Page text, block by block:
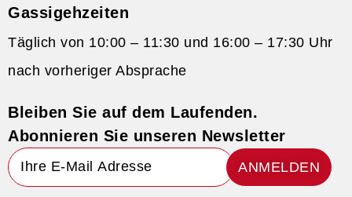
Gassigehzeiten
Täglich von 10:00 – 11:30 und 16:00 – 17:30 Uhr
nach vorheriger Absprache
Bleiben Sie auf dem Laufenden.
Abonnieren Sie unseren Newsletter
ANMELDEN